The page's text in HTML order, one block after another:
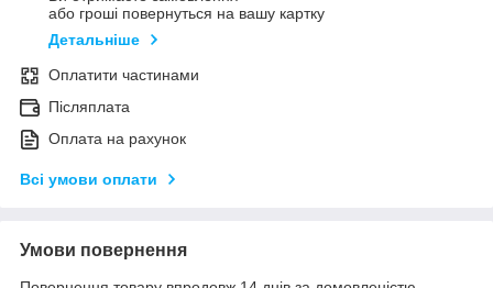
або гроші повернуться на вашу картку
Детальніше
Оплатити частинами
Післяплата
Оплата на рахунок
Всі умови оплати
Умови повернення